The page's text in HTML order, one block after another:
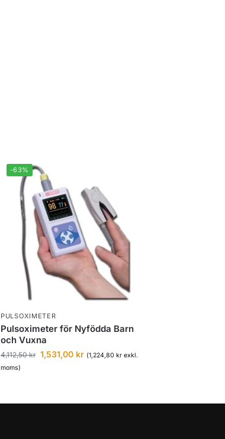
-63%
PULSOXIMETER
Pulsoximeter för Nyfödda Barn
och Vuxna
4,112,50kr 1,531,00 kr (1,224,80 kr exkl.
moms)